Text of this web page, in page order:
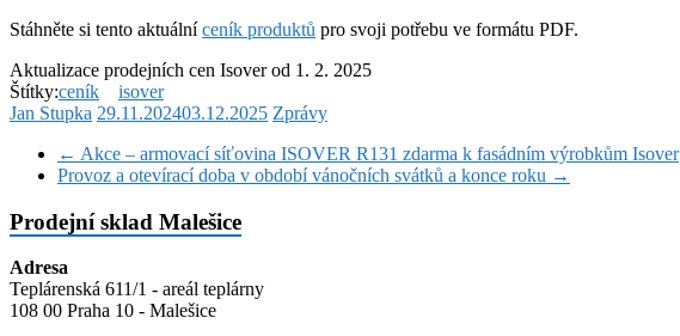
Stáhněte si tento aktuálníceník produktů pro svoji potřebu ve formátu PDF.
Aktualizace prodejních cen Isover od 1. 2. 2025
Štítky:ceník
isover
Jan Stupka 29.11.202403.12.2025 Zprávy
← Akce – armovací síťovina ISOVER R131 zdarma k fasádním výrobkům Isover
Provoz a otevírací doba v období vánočních svátků a konce roku →
Prodejní sklad Malešice
Adresa
Teplárenská 611/1 - areál teplárny
108 00 Praha 10 - Malešice